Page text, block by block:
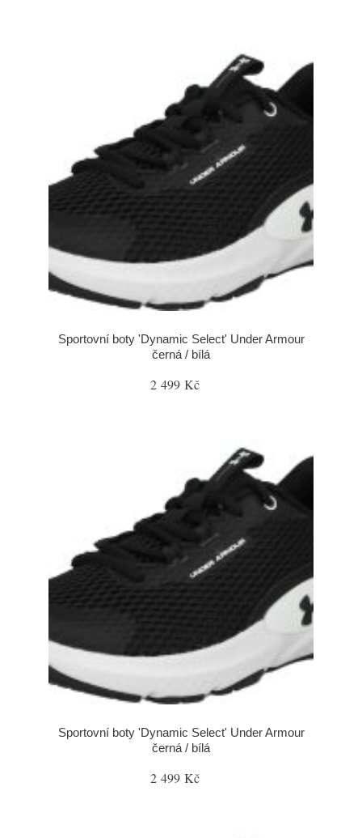
Sportovní boty 'Dynamic Select' Under Armour
černá / bílá
2 499 Kč
Sportovní boty 'Dynamic Select' Under Armour
černá / bílá
2 499 Kč